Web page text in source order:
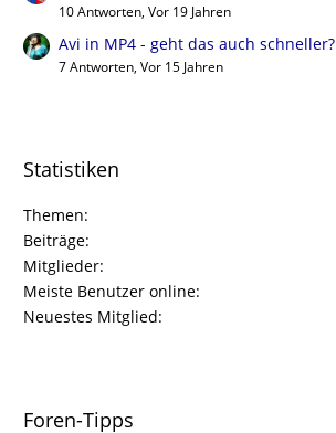
10 Antworten, Vor 19 Jahren
Avi in MP4 - geht das auch schneller?
7 Antworten, Vor 15 Jahren
Statistiken
Themen
Beiträge
Mitglieder
Meiste Benutzer online
Neuestes Mitglied
Foren-Tipps